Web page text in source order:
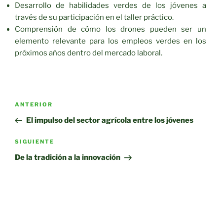
Desarrollo de habilidades verdes de los jóvenes a
través de su participación en el taller práctico.
Comprensión de cómo los drones pueden ser un
elemento relevante para los empleos verdes en los
próximos años dentro del mercado laboral.
Navegación
entradas
Entrada
anterior:
ANTERIOR
El impulso del sector agrícola entre los jóvenes
Siguiente
entrada
SIGUIENTE
De la tradición a la innovación